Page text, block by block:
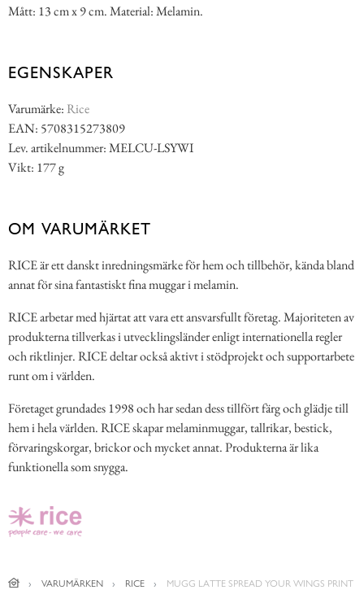
Mått: 13 cm x 9 cm. Material: Melamin.
EGENSKAPER
Varumärke: Rice
EAN: 5708315273809
Lev. artikelnummer: MELCU-LSYWI
Vikt: 177 g
OM VARUMÄRKET
RICE är ett danskt inredningsmärke för hem och tillbehör, kända bland
annat för sina fantastiskt fina muggar i melamin.
RICE arbetar med hjärtat att vara ett ansvarsfullt företag. Majoriteten av
produkterna tillverkas i utvecklingsländer enligt internationella regler
och riktlinjer. RICE deltar också aktivt i stödprojekt och supportarbete
runt om i världen.
Företaget grundades 1998 och har sedan dess tillfört färg och glädje till
hem i hela världen. RICE skapar melaminmuggar, tallrikar, bestick,
förvaringskorgar, brickor och mycket annat. Produkterna är lika
funktionella som snygga.
VARUMÄRKEN RICE MUGG LATTE SPREAD YOUR WINGS PRINT